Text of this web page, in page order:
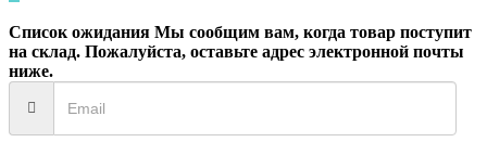
Список ожидания Мы сообщим вам, когда товар поступит
на склад. Пожалуйста, оставьте адрес электронной почты
ниже.